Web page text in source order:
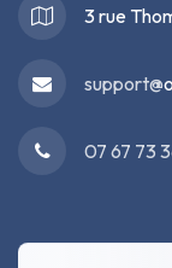
3 rue
support@
07 67 73